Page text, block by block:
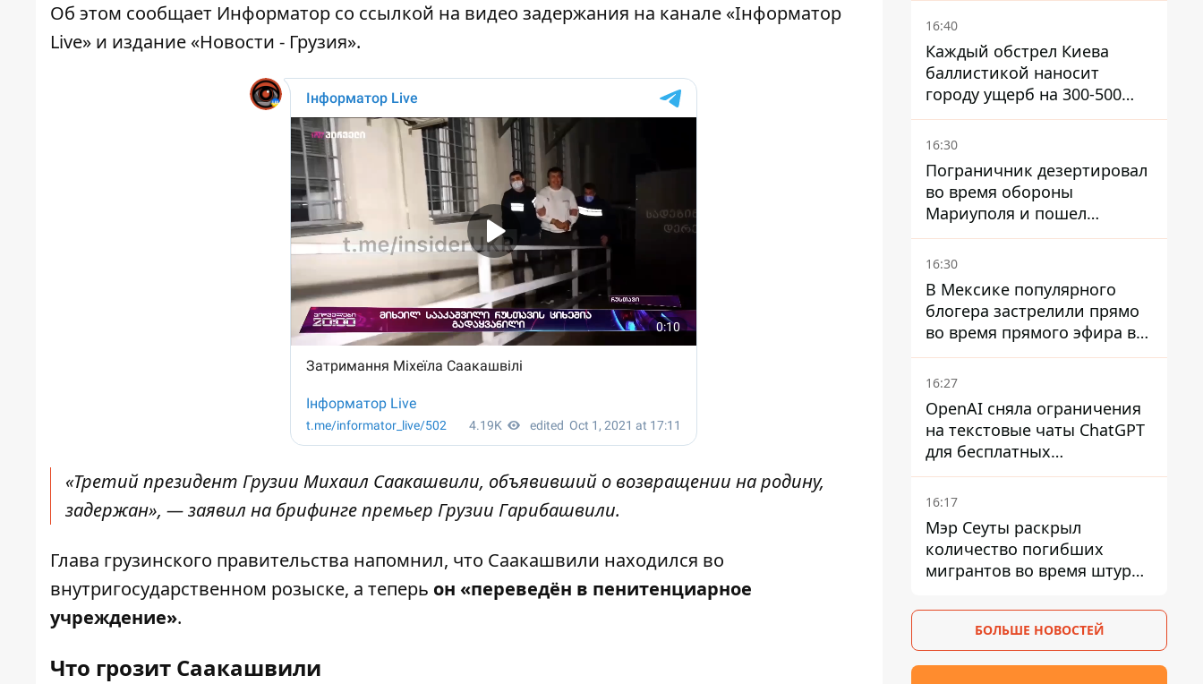
Об этом сообщает Информатор со ссылкой на видео задержания на канале «Інформатор
Live» и издание «Новости - Грузия».
«Третий президент Грузии Михаил Саакашвили, объявивший о возвращении на родину,
задержан», — заявил на брифинге премьер Грузии Гарибашвили.
Глава грузинского правительства напомнил, что Саакашвили находился во
внутригосударственном розыске, а теперь он «переведён в пенитенциарное
учреждение».
Что грозит Саакашвили
16:40
Каждый обстрел Киева
баллистикой наносит
городу ущерб на 300-500
миллионов - Петр
Пантелеев
16:30
Пограничник дезертировал
во время обороны
Мариуполя и пошел
служить в "ДНР" – ему
объявили подозрение,
16:30
В Мексике популярного
блогера застрелили прямо
во время прямого эфира в
TikTok
16:27
OpenAI сняла ограничения
на текстовые чаты ChatGPT
для бесплатных
пользователей
16:17
Мэр Сеуты раскрыл
количество погибших
мигрантов во время штурма
БОЛЬШЕ НОВОСТЕЙ